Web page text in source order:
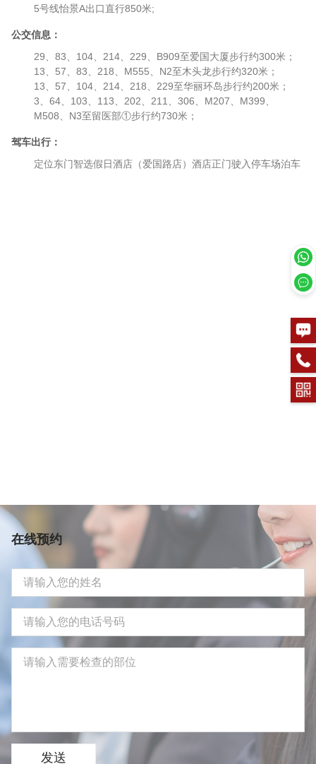
5号线怡景A出口直行850米;
公交信息：
29、83、104、214、229、B909至爱国大厦步行约300米；
13、57、83、218、M555、N2至木头龙步行约320米；
13、57、104、214、218、229至华丽环岛步行约200米；
3、64、103、113、202、211、306、M207、M399、
M508、N3至留医部①步行约730米；
驾车出行：
定位东门智选假日酒店（爱国路店）酒店正门驶入停车场泊车
在线预约
发送